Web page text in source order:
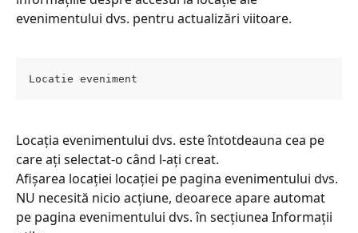
evenimentului dvs. pentru actualizări viitoare.
Locatie eveniment
Locația evenimentului dvs. este întotdeauna cea pe
care ați selectat-o când l-ați creat.
Afișarea locației locației pe pagina evenimentului dvs.
NU necesită nicio acțiune, deoarece apare automat
pe pagina evenimentului dvs. în secțiunea Informații